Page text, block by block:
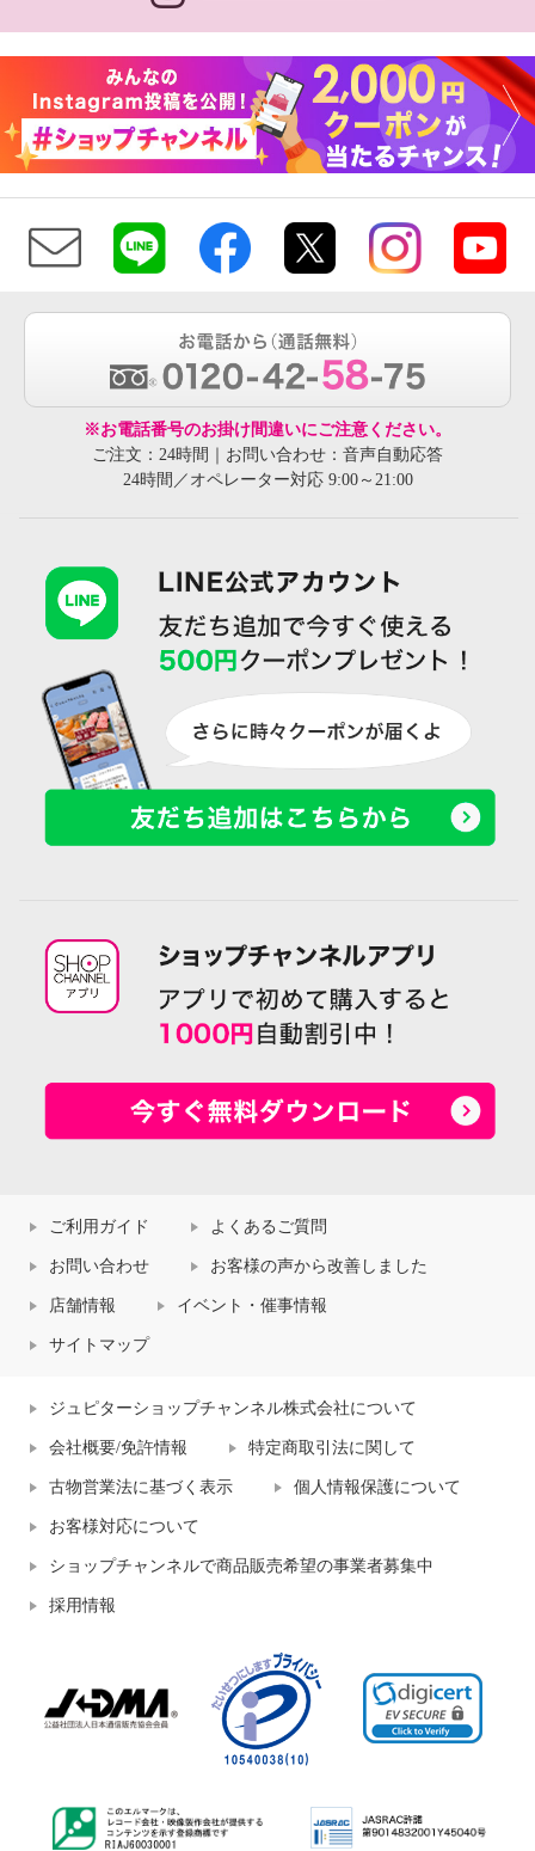
※お電話番号のお掛け間違いにご注意ください。
ご注文：24時間｜お問い合わせ：音声自動応答
24時間／オペレーター対応 9:00～21:00
ご利用ガイド よくあるご質問
お問い合わせ お客様の声から改善しました
店舗情報 イベント・催事情報
サイトマップ
ジュピターショップチャンネル株式会社について
会社概要/免許情報 特定商取引法に関して
古物営業法に基づく表示 個人情報保護について
お客様対応について
ショップチャンネルで商品販売希望の事業者募集中
採用情報